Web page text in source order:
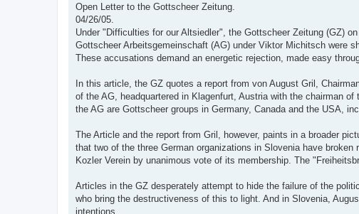
Open Letter to the Gottscheer Zeitung.
04/26/05.
Under "Difficulties for our Altsiedler", the Gottscheer Zeitung (GZ)
Gottscheer Arbeitsgemeinschaft (AG) under Viktor Michitsch were
These accusations demand an energetic rejection, made easy
In this article, the GZ quotes a report from von August Gril,
of the AG, headquartered in Klagenfurt, Austria with the chairman
the AG are Gottscheer groups in Germany, Canada and the USA,
The Article and the report from Gril, however, paints in a broader
that two of the three German organizations in Slovenia have
Kozler Verein by unanimous vote of its membership. The
Articles in the GZ desperately attempt to hide the failure of the
who bring the destructiveness of this to light. And in Slovenia,
intentions.